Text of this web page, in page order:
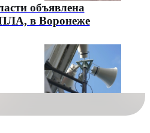
объявлена
в Воронеже